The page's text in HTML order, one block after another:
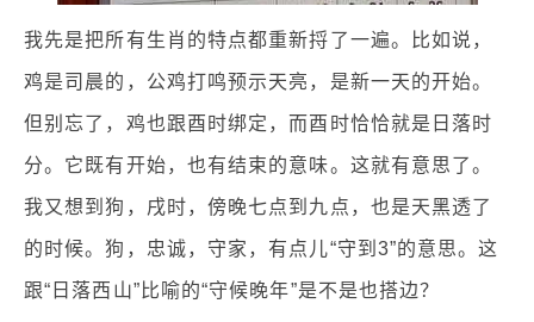
我先是把所有生肖的特点都重新捋了一遍。比如说，
鸡是司晨的，公鸡打鸣预示天亮，是新一天的开始。
但别忘了，鸡也跟酉时绑定，而酉时恰恰就是日落时
分。它既有开始，也有结束的意味。这就有意思了。
我又想到狗，戌时，傍晚七点到九点，也是天黑透了
的时候。狗，忠诚，守家，有点儿“守到3”的意思。这
跟“日落西山”比喻的“守候晚年”是不是也搭边？